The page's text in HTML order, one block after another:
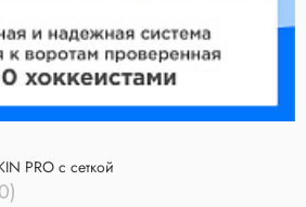
PRO с сеткой